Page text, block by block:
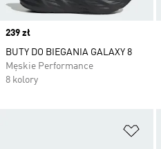
Price
239 zł
BUTY DO BIEGANIA GALAXY 8
Męskie Performance
8 kolory